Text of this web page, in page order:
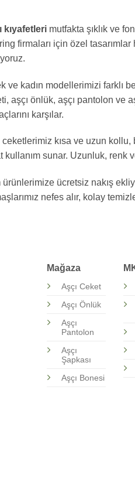
kıyafetleri mutfakta şıklık ve
firmaları için özel
ve kadın modellerimizi farklı
aşçı önlük, aşçı pantolon ve
karşılar.
ceketlerimiz kısa ve uzun
kullanım sunar. Uzunluk,
ürünlerimize ücretsiz nakış
nefes alır, kolay
Mağaza
Aşçı Ceket
Aşçı Önlük
Aşçı
Pantolon
Aşçı
Şapkası
Aşçı Bonesi